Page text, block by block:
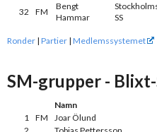
32 FM
Bengt
Hammar
SS
Ronder | Partier | Medlemssystemet
SM-grupper -
Namn
1 FM Joar Ölund